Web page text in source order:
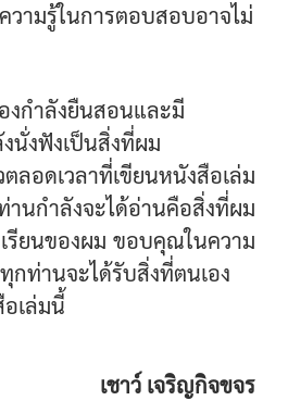
ามรู้ในการตอบสอบอาจไม่
งกำลังยืนสอนและมี
นั่งฟังเป็นสิ่งที่ผม
ลอดเวลาที่เขียนหนังสือเล่ม
ำลังจะได้อ่านคือสิ่งที่ผม
รียนของผม ขอบคุณในความ
กท่านจะได้รับสิ่งที่ตนเอง
เล่มนี้
เชาว์ เจริญกิจขจร